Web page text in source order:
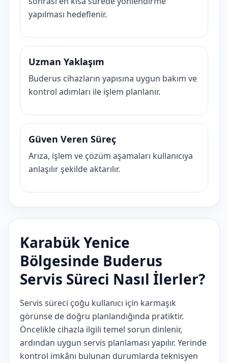
yapılması hedeflenir.
Uzman Yaklaşım
Buderus cihazların yapısına uygun bakım ve
kontrol adımları ile işlem planlanır.
Güven Veren Süreç
Arıza, işlem ve çözüm aşamaları kullanıcıya
anlaşılır şekilde aktarılır.
Karabük Yenice
Bölgesinde Buderus
Servis Süreci Nasıl İlerler?
Servis süreci çoğu kullanıcı için karmaşık
görünse de doğru planlandığında pratiktir.
Öncelikle cihazla ilgili temel sorun dinlenir,
ardından uygun servis planlaması yapılır. Yerinde
kontrol imkânı bulunan durumlarda teknisyen